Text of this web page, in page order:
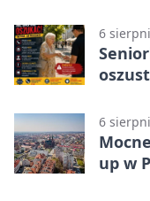
6
6
up w